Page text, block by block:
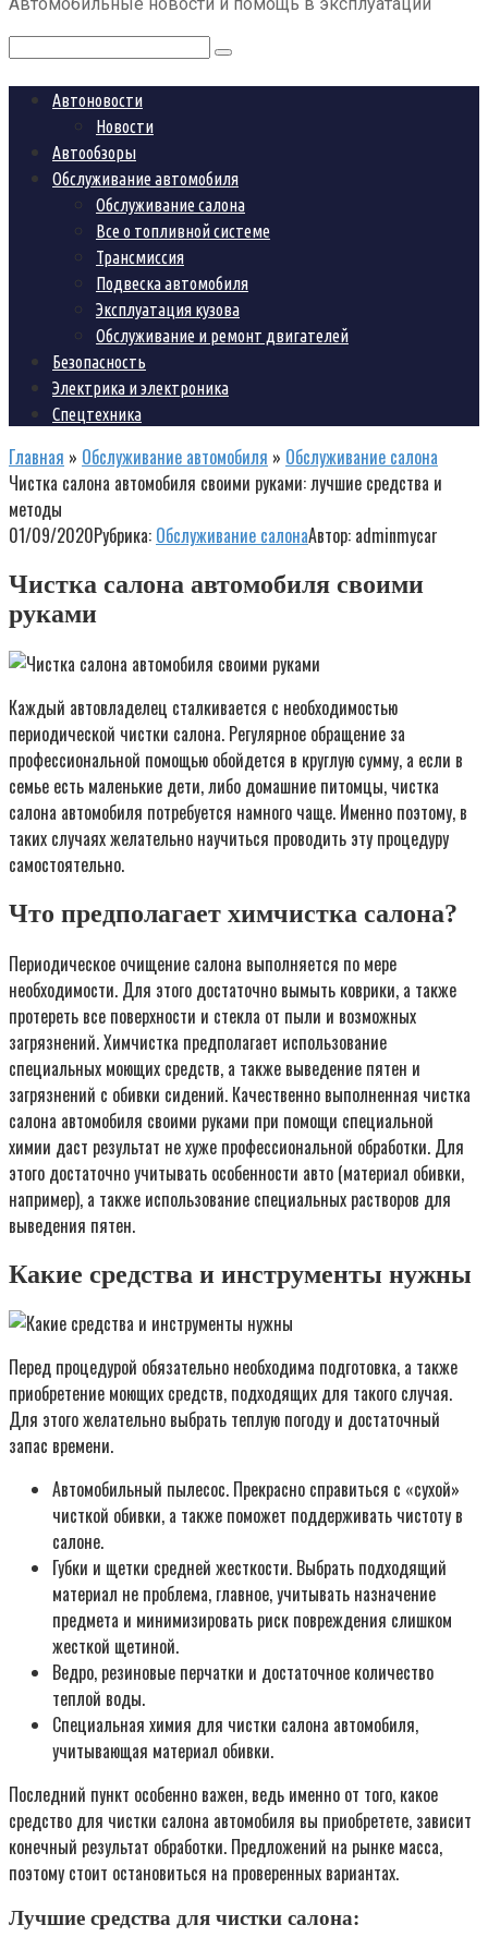
Поиск:
Автоновости
Новости
Автообзоры
Обслуживание автомобиля
Обслуживание салона
Все о топливной системе
Трансмиссия
Подвеска автомобиля
Эксплуатация кузова
Обслуживание и ремонт двигателей
Безопасность
Электрика и электроника
Спецтехника
Главная » Обслуживание автомобиля » Обслуживание салона
Чистка салона автомобиля своими руками: лучшие средства и
методы
01/09/2020Рубрика: Обслуживание салонаАвтор: adminmycar
Чистка салона автомобиля своими
руками
Каждый автовладелец сталкивается с необходимостью
периодической чистки салона. Регулярное обращение за
профессиональной помощью обойдется в круглую сумму, а если в
семье есть маленькие дети, либо домашние питомцы, чистка
салона автомобиля потребуется намного чаще. Именно поэтому, в
таких случаях желательно научиться проводить эту процедуру
самостоятельно.
Что предполагает химчистка салона?
Периодическое очищение салона выполняется по мере
необходимости. Для этого достаточно вымыть коврики, а также
протереть все поверхности и стекла от пыли и возможных
загрязнений. Химчистка предполагает использование
специальных моющих средств, а также выведение пятен и
загрязнений с обивки сидений. Качественно выполненная чистка
салона автомобиля своими руками при помощи специальной
химии даст результат не хуже профессиональной обработки. Для
этого достаточно учитывать особенности авто (материал обивки,
например), а также использование специальных растворов для
выведения пятен.
Какие средства и инструменты нужны
Перед процедурой обязательно необходима подготовка, а также
приобретение моющих средств, подходящих для такого случая.
Для этого желательно выбрать теплую погоду и достаточный
запас времени.
Автомобильный пылесос. Прекрасно справиться с «сухой»
чисткой обивки, а также поможет поддерживать чистоту в
салоне.
Губки и щетки средней жесткости. Выбрать подходящий
материал не проблема, главное, учитывать назначение
предмета и минимизировать риск повреждения слишком
жесткой щетиной.
Ведро, резиновые перчатки и достаточное количество
теплой воды.
Специальная химия для чистки салона автомобиля,
учитывающая материал обивки.
Последний пункт особенно важен, ведь именно от того, какое
средство для чистки салона автомобиля вы приобретете, зависит
конечный результат обработки. Предложений на рынке масса,
поэтому стоит остановиться на проверенных вариантах.
Лучшие средства для чистки салона: